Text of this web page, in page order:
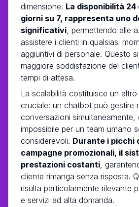
dimensione. La disponibilità 24
giorni su 7, rappresenta uno
significativi , permettendo alle
assistere i clienti in qualsiasi
aggiuntivi di personale. Questo
maggiore soddisfazione del
tempi di attesa.
La scalabilità costituisce un
cruciale: un chatbot può gestire
conversazioni simultaneamente,
impossibile per un team umano
considerevoli. Durante i picchi
campagne promozionali, il
prestazioni costanti ,
cliente rimanga senza risposta.
risulta particolarmente rilevante
e servizi ad alta domanda.